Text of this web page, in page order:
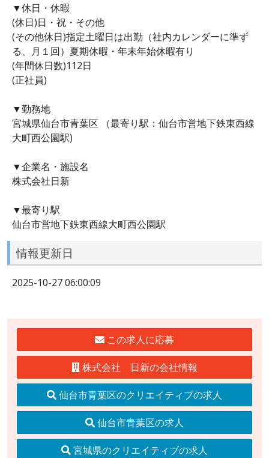
▼休日・休暇
(休日)日・祝・その他
(その他休日)指定土曜日は出勤（社内カレンダーに準ず
る、月１回）夏期休暇・年末年始休暇有り
(年間休日数)112日
(正社員)
▼勤務地
宮城県仙台市青葉区 （最寄り駅：仙台市営地下鉄東西線
大町西公園駅)
▼企業名・施設名
株式会社日新
▼最寄り駅
仙台市営地下鉄東西線大町西公園駅
情報更新日
2025-10-27 06:00:09
この求人に応募
株式会社 日新の会社情報
仙台市青葉区のクリエイティブの求人
仙台市青葉区の求人
宮城県のクリエイティブの求人